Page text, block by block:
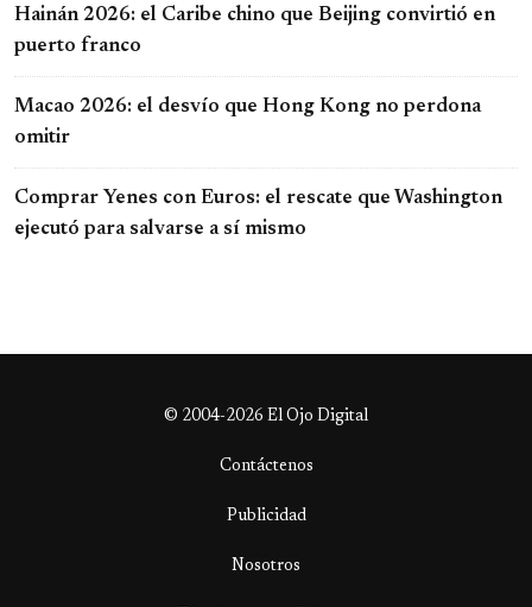
Hainán 2026: el Caribe chino que Beijing convirtió en
puerto franco
Macao 2026: el desvío que Hong Kong no perdona
omitir
Comprar Yenes con Euros: el rescate que Washington
ejecutó para salvarse a sí mismo
© 2004-2026 El Ojo Digital
Contáctenos
Publicidad
Nosotros